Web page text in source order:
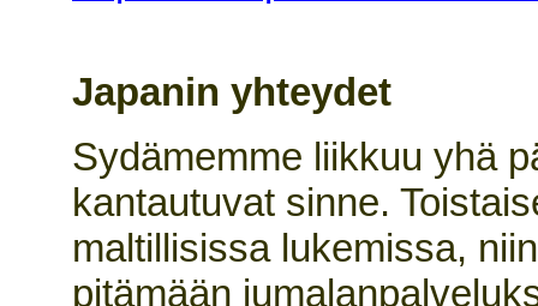
Japanin yhteydet
Sydämemme liikkuu yhä
kantautuvat sinne.
maltillisissa lukemissa,
pitämään